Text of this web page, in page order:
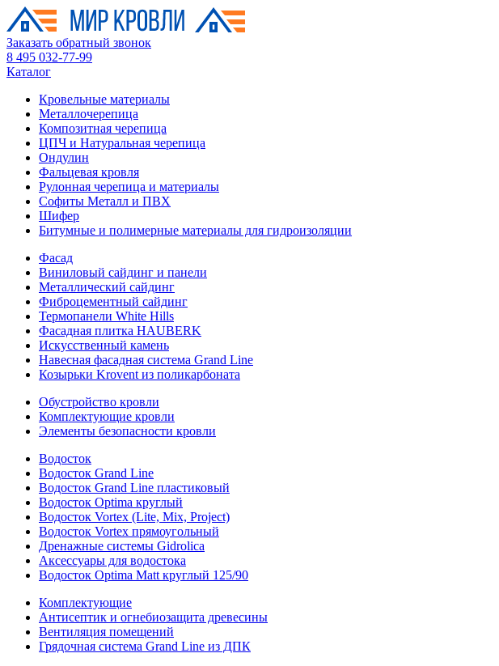
Заказать обратный звонок
8 495 032-77-99
Каталог
Кровельные материалы
Металлочерепица
Композитная черепица
ЦПЧ и Натуральная черепица
Ондулин
Фальцевая кровля
Рулонная черепица и материалы
Софиты Металл и ПВХ
Шифер
Битумные и полимерные материалы для гидроизоляции
Фасад
Виниловый сайдинг и панели
Металлический сайдинг
Фиброцементный сайдинг
Термопанели White Hills
Фасадная плитка HAUBERK
Искусственный камень
Навесная фасадная система Grand Line
Козырьки Krovent из поликарбоната
Обустройство кровли
Комплектующие кровли
Элементы безопасности кровли
Водосток
Водосток Grand Line
Водосток Grand Line пластиковый
Водосток Optima круглый
Водосток Vortex (Lite, Mix, Project)
Водосток Vortex прямоугольный
Дренажные системы Gidrolica
Аксессуары для водостока
Водосток Optima Matt круглый 125/90
Комплектующие
Антисептик и огнебиозащита древесины
Вентиляция помещений
Грядочная система Grand Line из ДПК